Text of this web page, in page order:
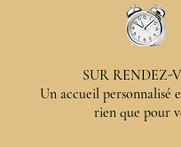
SUR RENDEZ-
Un accueil personnalisé
rien que pour